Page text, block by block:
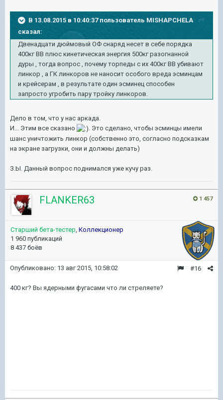
В 13.08.2015 в 10:40:37 пользователь MISHAPCHELA
сказал:
Двенадцати дюймовый ОФ снаряд несет в себе порядка
400кг ВВ плюс кинетическая энергия 500кг разогнанной
дуры , тогда вопрос , почему торпеды с их 400кг ВВ убивают
линкор , а ГК линкоров не наносит особого вреда эсминцам
и крейсерам , в результате один эсминец способен
запросто угробить пару тройку линкоров.
Дело в том, что у нас аркада.
И... Этим все сказано
. Это сделано, чтобы эсминцы имели
шанс уничтожить линкор (собственно это, согласно подсказкам
на экране загрузки, они и должны делать)
З.Ы. Данный вопрос поднимался уже кучу раз.
1 457
FLANKER63
Старший бета-тестер, Коллекционер
1 960 публикаций
8 437 боёв
#16
Опубликовано: 13 авг 2015, 10:58:02
400 кг? Вы ядерными фугасами что ли стреляете?